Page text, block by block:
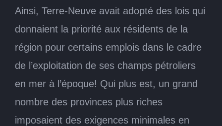
Ainsi, Terre-Neuve avait adopté des lois qui
donnaient la priorité aux résidents de la
région pour certains emplois dans le cadre
de l’exploitation de ses champs pétroliers
en mer à l’époque! Qui plus est, un grand
nombre des provinces plus riches
imposaient des exigences minimales en